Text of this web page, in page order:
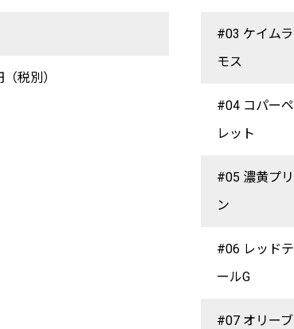
税別）
#03 ケイムラ
モス
#04 コパーペ
レット
#05 濃黄プリ
ン
#06 レッドテ
ールG
#07 オリーブ